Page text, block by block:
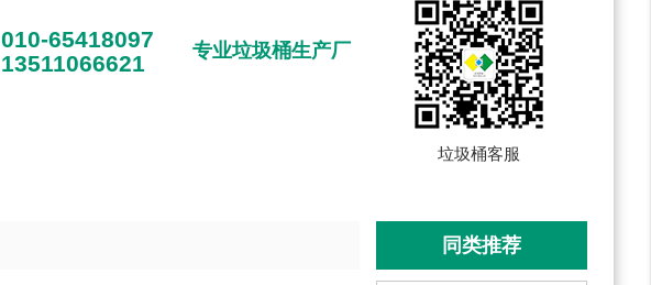
010-65418097
13511066621
专业垃圾桶生产厂
垃圾桶客服
同类推荐